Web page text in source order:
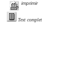
imprimir
Text complet